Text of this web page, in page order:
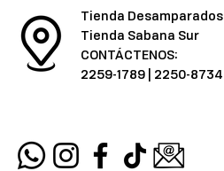
Tienda Desamparados
Tienda Sabana Sur
CONTÁCTENOS:
2259-1789 | 2250-8734